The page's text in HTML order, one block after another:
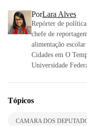
PorLara Alves
Repórter de
chefe de
alimentação
Cidades em O
Universidade
Tópicos
CAMARA DOS